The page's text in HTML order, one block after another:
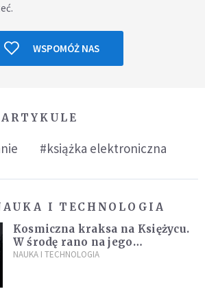
WSPOMÓŻ NAS
#książka elektroniczna
I TECHNOLOGIA
Kosmiczna kraksa na Księżycu.
W środę rano na jego
powierzchni dojdzie do
NAUKA I TECHNOLOGIA